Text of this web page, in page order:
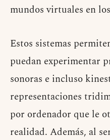
mundos virtuales en
Estos sistemas
puedan experimentar
sonoras e incluso
representaciones
por ordenador que le
realidad. Además, al